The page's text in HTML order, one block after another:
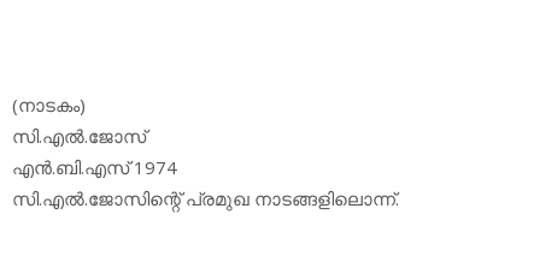
(നാടകം)
സി.എല്‍.ജോസ്
എന്‍.ബി.എസ് 1974
സി.എല്‍.ജോസിന്റെ് പ്രമുഖ നാടങ്ങളിലൊന്ന്.